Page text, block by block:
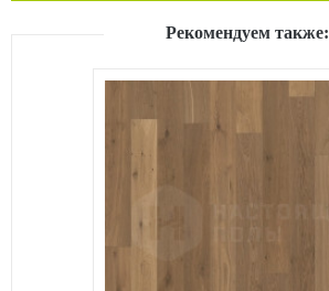
Рекомендуем также: